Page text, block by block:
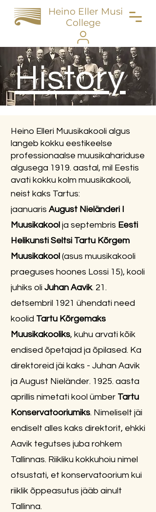
Heino Eller Music
College
History
Heino Elleri Muusikakooli algus
langeb kokku eestikeelse
professionaalse muusikahariduse
algusega 1919. aastal, mil Eestis
avati kokku kolm muusikakooli,
neist kaks Tartus:
jaanuaris August Nieländeri I
Muusikakool ja septembris Eesti
Helikunsti Seltsi Tartu Kõrgem
Muusikakool (asus muusikakooli
praeguses hoones Lossi 15), kooli
juhiks oli Juhan Aavik. 21.
detsembril 1921 ühendati need
koolid Tartu Kõrgemaks
Muusikakooliks, kuhu arvati kõik
endised õpetajad ja õpilased. Ka
direktoreid jäi kaks - Juhan Aavik
ja August Nieländer. 1925. aasta
aprillis nimetati kool ümber Tartu
Konservatooriumiks. Nimeliselt jäi
endiselt alles kaks direktorit, ehkki
Aavik tegutses juba rohkem
Tallinnas. Riikliku kokkuhoiu nimel
otsustati, et konservatoorium kui
riiklik õppeasutus jääb ainult
Tallinna.